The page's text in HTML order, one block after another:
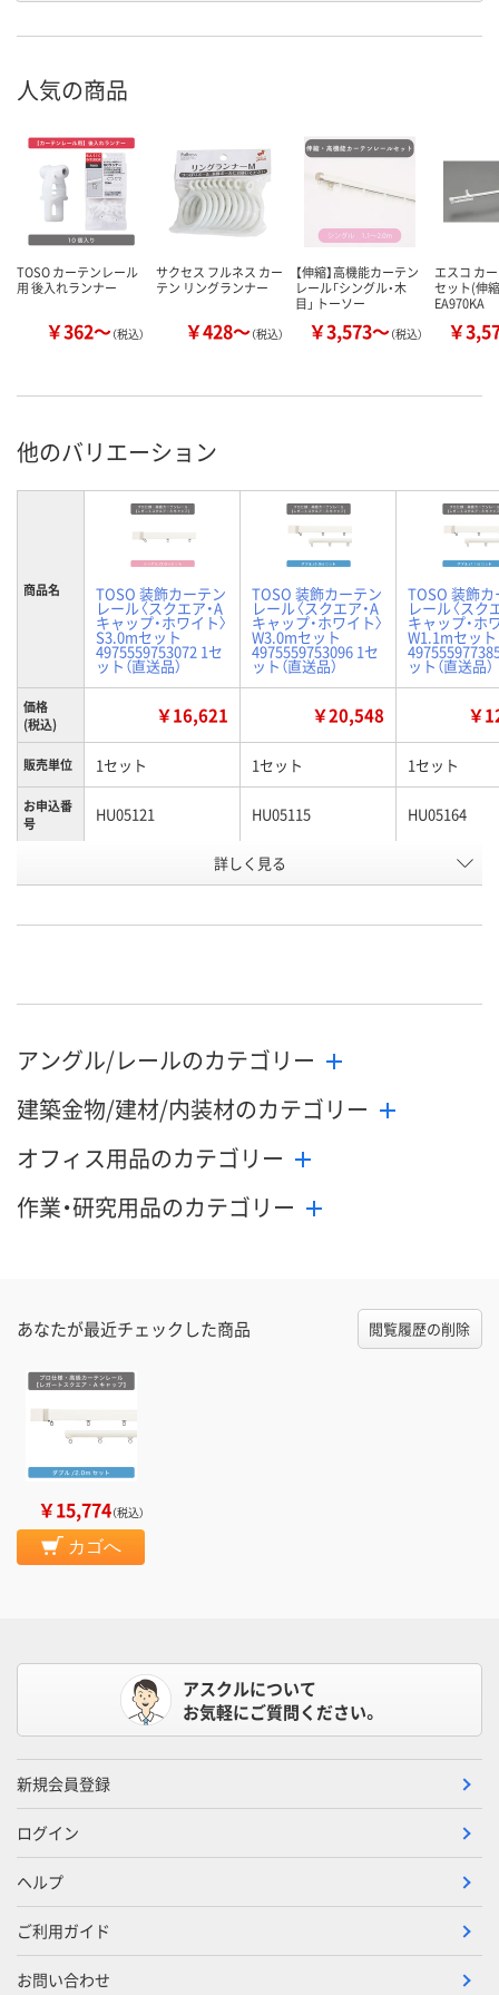
人気の商品
TOSO カーテンレール
用 後入れランナー
￥362～（税込）
サクセス フルネス カー
テン リングランナー
￥428～（税込）
【伸縮】高機能カーテン
レール「シングル・木
目」 トーソー
￥3,573～（税込）
エスコ カ
セット(伸
EA970KA
￥
他のバリエーション
商品名 TOSO 装飾カーテン
レール〈スクエア・A
キャップ・ホワイト〉
S3.0mセット
4975559753072 1セ
ット（直送品）
TOSO 装飾カーテン
レール〈スクエア・A
キャップ・ホワイト〉
W3.0mセット
4975559753096 1セ
ット（直送品）
TOSO 装飾
レール〈スク
キャップ・ホ
W1.1mセット
ット（直送品）
価格
(税込)
￥16,621 ￥20,548 ￥
販売単位 1セット 1セット 1セット
お申込番
号
HU05121 HU05115 HU05164
直送品
した
詳しく見る
アングル/レールのカテゴリー
建築金物/建材/内装材のカテゴリー
オフィス用品のカテゴリー
作業・研究用品のカテゴリー
あなたが最近チェックした商品 閲覧履歴の削除
￥15,774（税込）
カゴへ
アスクルについて
お気軽にご質問ください。
新規会員登録
ログイン
ヘルプ
ご利用ガイド
お問い合わせ